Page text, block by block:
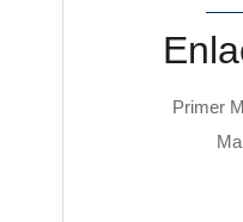
Primer